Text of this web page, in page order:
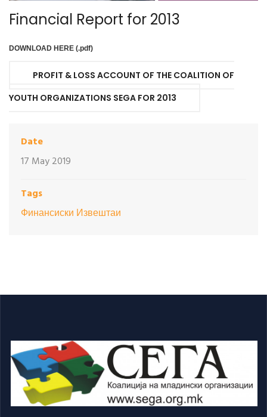
Financial Report for 2013
DOWNLOAD HERE (.pdf)
PROFIT & LOSS ACCOUNT OF THE COALITION OF
YOUTH ORGANIZATIONS SEGA FOR 2013
Date
17 May 2019
Tags
Финансиски Извештаи